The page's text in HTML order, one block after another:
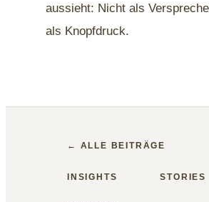
aussieht: Nicht als
als Knopfdruck.
← ALLE BEITRÄGE
INSIGHTS STORIES